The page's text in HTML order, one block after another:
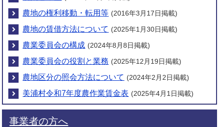
農地の権利移動・転用等 (2016年3月17日掲載)
農地の賃借方法について (2025年1月30日掲載)
農業委員会の構成 (2024年8月8日掲載)
農業委員会の役割と業務 (2025年12月19日掲載)
農地区分の照会方法について (2024年2月2日掲載)
美浦村令和7年度農作業賃金表 (2025年4月1日掲載)
事業者の方へ